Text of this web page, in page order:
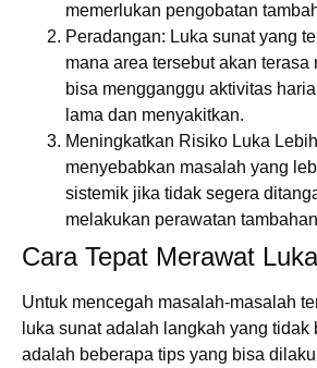
memerlukan pengobatan
Peradangan: Luka sunat yang
mana area tersebut akan
bisa mengganggu aktivitas
lama dan menyakitkan.
Meningkatkan Risiko Luka
menyebabkan masalah yang
sistemik jika tidak segera
melakukan perawatan
Cara Tepat Merawat
Untuk mencegah masalah-masalah
luka sunat adalah langkah yang
adalah beberapa tips yang bisa